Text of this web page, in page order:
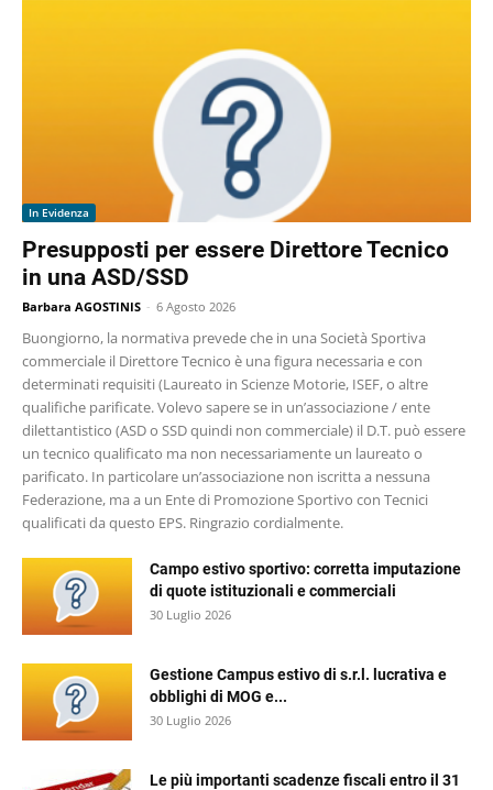
In Evidenza
Presupposti per essere Direttore Tecnico
in una ASD/SSD
Barbara AGOSTINIS - 6 Agosto 2026
Buongiorno, la normativa prevede che in una Società Sportiva
commerciale il Direttore Tecnico è una figura necessaria e con
determinati requisiti (Laureato in Scienze Motorie, ISEF, o altre
qualifiche parificate. Volevo sapere se in un’associazione / ente
dilettantistico (ASD o SSD quindi non commerciale) il D.T. può essere
un tecnico qualificato ma non necessariamente un laureato o
parificato. In particolare un’associazione non iscritta a nessuna
Federazione, ma a un Ente di Promozione Sportivo con Tecnici
qualificati da questo EPS. Ringrazio cordialmente.
Campo estivo sportivo: corretta imputazione
di quote istituzionali e commerciali
30 Luglio 2026
Gestione Campus estivo di s.r.l. lucrativa e
obblighi di MOG e...
30 Luglio 2026
Le più importanti scadenze fiscali entro il 31